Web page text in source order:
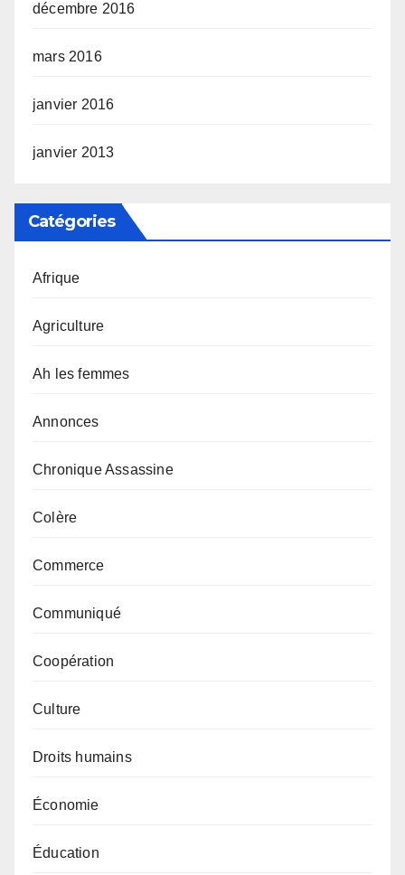
décembre 2016
mars 2016
janvier 2016
janvier 2013
Catégories
Afrique
Agriculture
Ah les femmes
Annonces
Chronique Assassine
Colère
Commerce
Communiqué
Coopération
Culture
Droits humains
Économie
Éducation